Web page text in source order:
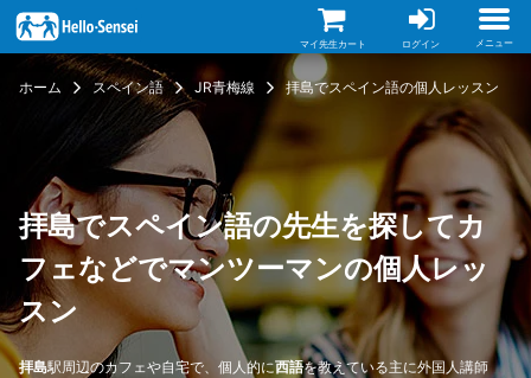
イ
ン
コ
マイ先生カート ログイン メニュー
ホーム スペイン語 JR青梅線 拝島でスペイン語の個人レッスン
拝島でスペイン語の先生を探してカ
フェなどでマンツーマンの個人レッ
スン
拝島駅周辺のカフェや自宅で、個人的に西語を教えている主に外国人講師